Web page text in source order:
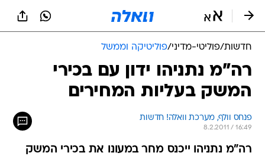
חדשות/פוליטי-מדיני/פוליטיקה וממשל
רה"מ נתניהו ידון עם בכירי
המשק בעליות המחירים
פנחס וולף, מערכת וואלה! חדשות
8.2.2011 / 16:49
רה"מ נתניהו ייכנס מחר במעונו את בכירי המשק